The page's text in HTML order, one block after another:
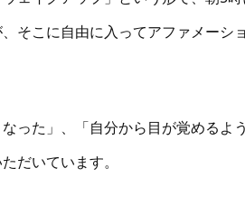
そこに自由に入ってアファメーシ
った」、「自分から目が覚めるよ
だいています。